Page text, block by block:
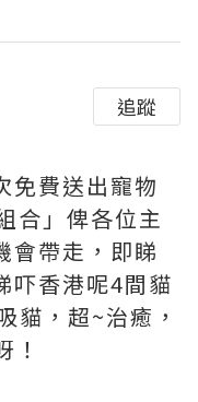
追蹤
免費送出寵物
合」俾各位主
會帶走，即睇
吓香港呢4間貓
貓，超~治癒，